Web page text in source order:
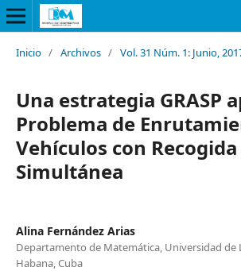
Inicio / Archivos / Vol. 31 Núm. 1: Junio,
Una estrategia GRASP
Problema de
Vehículos con
Simultánea
Alina Fernández Arias
Departamento de Matemática, Universidad de
Habana, Cuba